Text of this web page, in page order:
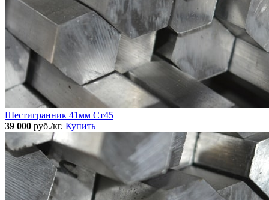
Шестигранник 41мм Ст45
39 000 руб./кг. Купить